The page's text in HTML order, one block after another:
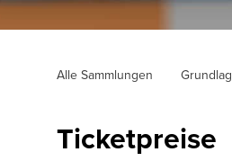
Alle Sammlungen
Ticketpreise